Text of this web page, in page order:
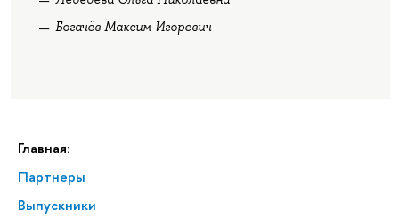
Главная:
Партнеры
Выпускники
Богачёв Максим Игоревич